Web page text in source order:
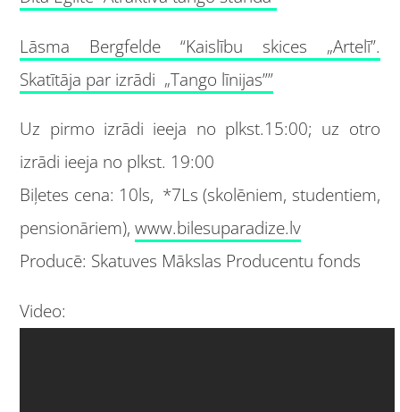
Lāsma Bergfelde “Kaislību skices „Artelī”.
Skatītāja par izrādi „Tango līnijas””
Uz pirmo izrādi ieeja no plkst.15:00; uz otro
izrādi ieeja no plkst. 19:00
Biļetes cena: 10ls, *7Ls (skolēniem, studentiem,
pensionāriem),www.bilesuparadize.lv
Producē: Skatuves Mākslas Producentu fonds
Video: